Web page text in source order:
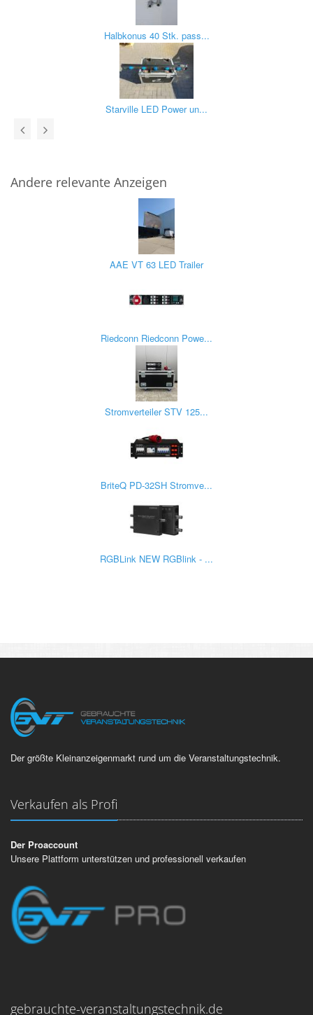
Halbkonus 40 Stk. pass...
Starville LED Power un...
Andere relevante Anzeigen
AAE VT 63 LED Trailer
Riedconn Riedconn Powe...
Stromverteiler STV 125...
BriteQ PD-32SH Stromve...
RGBLink NEW RGBlink - ...
Der größte Kleinanzeigenmarkt rund um die Veranstaltungstechnik.
Verkaufen als Profi
Der Proaccount
Unsere Plattform unterstützen und professionell verkaufen
gebrauchte-veranstaltungstechnik.de